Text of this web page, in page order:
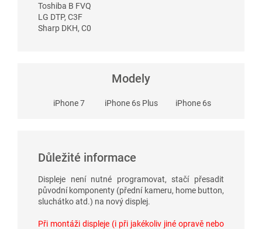
Toshiba B FVQ
LG DTP, C3F
Sharp DKH, C0
Modely
iPhone 7 iPhone 6s Plus iPhone 6s
Důležité informace
Displeje není nutné programovat, stačí přesadit
původní komponenty (přední kameru, home button,
sluchátko atd.) na nový displej.
Při montáži displeje (i při jakékoliv jiné opravě nebo